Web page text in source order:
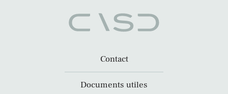
Contact
Documents utiles